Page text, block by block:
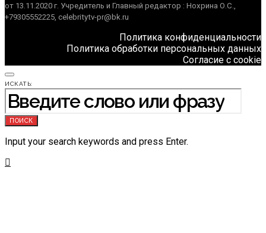
от 13.11.2020 г. Учредитель и Главный редактор : Нохрина О.С.,
+79305552225, celebritytv-pr@bk.ru
Политика конфиденциальности
Политика обработки персональных данных
Согласие с cookie
ИСКАТЬ:
ПОИСК
Input your search keywords and press Enter.